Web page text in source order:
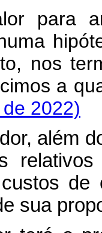
para
nos
a
2022)
além
de
sua